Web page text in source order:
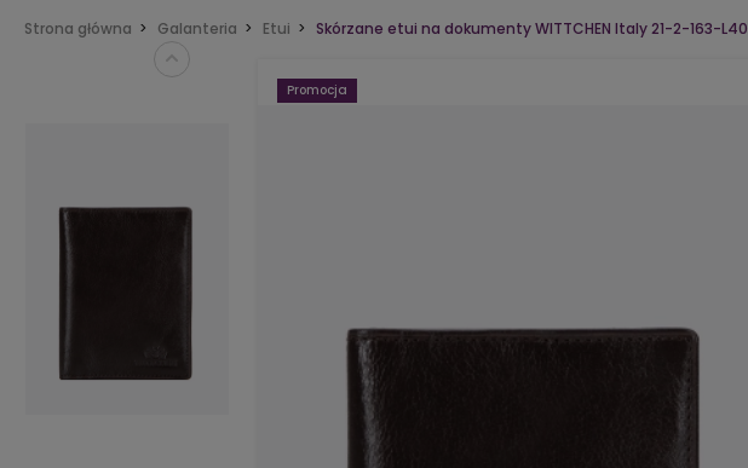
Strona główna Galanteria Etui Skórzane etui na dokumenty WITTCHEN Italy 21-2-163-L40
Promocja